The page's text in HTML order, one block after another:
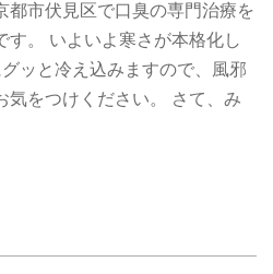
都市伏見区で口臭の専門治療を
す。 いよいよ寒さが本格化し
ッと冷え込みますので、風邪
気をつけください。 さて、み